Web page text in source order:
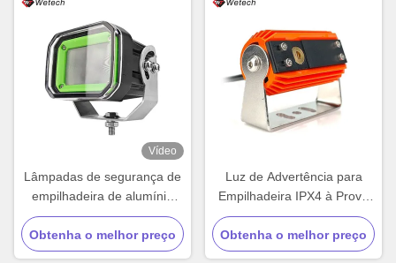
Vídeo
Lâmpadas de segurança de
empilhadeira de alumínio
fundido 60W Lâmpadas de
segurança de armazém IP67
Obtenha o melhor preço
Luz de Advertência para
Empilhadeira IPX4 à Prova
d'Água 10-110V DC com
Carcaça de Alumínio
Fundido e Feixe de Linha
Obtenha o melhor preço